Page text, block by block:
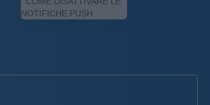
NOTIFICHE PUSH